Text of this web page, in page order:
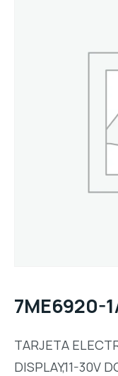
7ME6920-
TARJETA
DISPLAY,11-30V